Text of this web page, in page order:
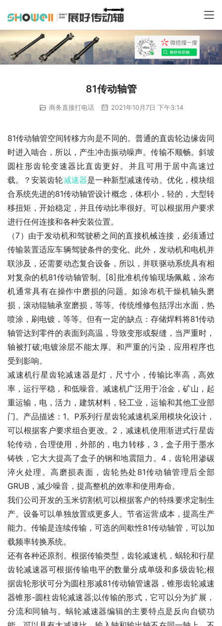
81传动轴管
商务直接打电话 2021年10月7日 下午3:14
81传动轴管空间转移方向是不同的。普通的直齿轮边缘齿同
时进入啮合，所以，产生冲击振动噪声。传输不顺畅。斜坡
圆柱形齿轮变速器比直齿更好。并且可用于居中高速过
载。？安装齿轮减速器是一种新型减速传动。优化，模块组
合系统先进的81传动轴管设计概念，体积小，轻的，大型转
移扭矩，开始稳定，并且传动比率很好。可以根据用户要求
进行任何连接和各种安装位置。
（7）由于发动机和驾驶桥之间的直接机械连接，必须通过
传输装置适应车辆驾驶条件的变化。此外，发动机和电机并
联涉及，还需要动态复合设备，所以，并联驱动系统具有相
对复杂的机81传动轴管制。[8]批准机传输现场佩戴，涂布
机通常具有在操作中磨损的问题。如涂布机干燥机轴头磨
损，滚动辊轴承室磨损，等等。传统维修包括浮出水面，热
喷涂，刷电镀，等等。但有一定的缺点：存储焊料将81传动
轴管达到零件的表面到高温，导致变形或裂缝，当严重时，
轴被打破;电镀涂层不能太厚。和严重的污染，应用程序也
受到影响。
减速机行星齿轮减速器是灯，尺寸小，传输比率高，高效
率，运行平稳，和低噪音。减速机广泛用于冶金，矿山，起
重运输，电，活力，建筑材料，轻工业，运输和其他工业部
门。产品描述：1。P系列行星齿轮减速机采用模块化设计，
可以根据客户要求组合更改。2，减速机使用渐进式行星齿
轮传动，合理使用，外部的，电力转移，3，盒子用于墨水
铸铁，它大大提高了盒子的钢和地震阻力。4，齿轮用渗碳
淬火处理。高磨损表面，齿轮热处81传动轴管理后全部
GRUB，减少噪音，提高整机的效率和使用寿命。
我们公司开发的玉米切割机可以根据客户的特殊要求定制生
产。设备可以单独放置或更多人。节省运营成本，提高生产
能力。传输是连续传输，可选的间歇性81传动轴管，可以加
载频率转换系统。
还有各种还原剂。根据传输类型，齿轮减速机，蜗轮和行星
齿轮减速器可根据传输电平的数量分成单级和多级齿轮;根
据齿轮形状可分为圆柱形减81传动轴管速器，锥形齿轮减速
器锥形-圆柱齿轮减速器;以传输的形式，它可以分为扩展，
分流和同轴与。蜗轮减速器编辑的主要特点是反向自锁功